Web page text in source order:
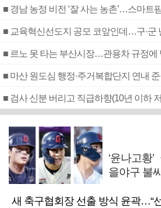
■ 경남 농정 비전 ‘잘 사는 농촌’…스마트
■ 교육혁신선도지 공모 코앞인데…구·군
■ 르노 못 타는 부산시장…관용차 규정에
■ 마산 원도심 행정·주거복합단지 연내
‘윤나고황
을야구 불
새 축구협회장 선출 방식 윤곽…“